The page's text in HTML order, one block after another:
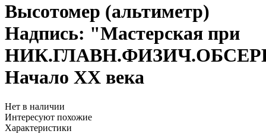
Высотомер (альтиметр)
Надпись: "Мастерская при
Начало ХХ века
Нет в наличии
Интересуют похожие
Характеристики